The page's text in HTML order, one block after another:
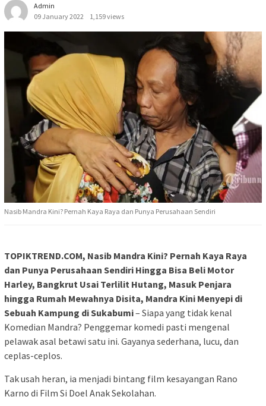
Admin
09 January 2022
1,159 views
Nasib Mandra Kini? Pernah Kaya Raya dan Punya Perusahaan Sendiri
TOPIKTREND.COM, Nasib Mandra Kini? Pernah Kaya Raya
dan Punya Perusahaan Sendiri Hingga Bisa Beli Motor
Harley, Bangkrut Usai Terlilit Hutang, Masuk Penjara
hingga Rumah Mewahnya Disita, Mandra Kini Menyepi di
Sebuah Kampung di Sukabumi– Siapa yang tidak kenal
Komedian Mandra? Penggemar komedi pasti mengenal
pelawak asal betawi satu ini. Gayanya sederhana, lucu, dan
ceplas-ceplos.
Tak usah heran, ia menjadi bintang film kesayangan Rano
Karno di Film Si Doel Anak Sekolahan.